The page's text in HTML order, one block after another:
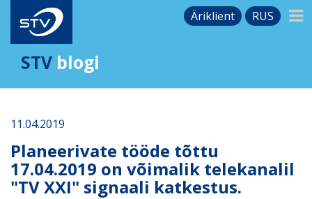
Äriklient RUS
STV blogi
11.04.2019
Planeerivate tööde tõttu
17.04.2019 on võimalik telekanalil
"TV XXI" signaali katkestus.